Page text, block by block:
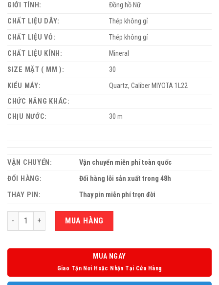
GIỚI TÍNH:
Đồng hồ Nữ
CHẤT LIỆU DÂY:
Thép không gỉ
CHẤT LIỆU VỎ:
Thép không gỉ
CHẤT LIỆU KÍNH:
Mineral
SIZE MẶT ( MM ):
30
KIỂU MÁY:
Quartz, Caliber MIYOTA 1L22
CHỨC NĂNG KHÁC:
CHỊU NƯỚC:
30 m
VẬN CHUYỂN:
Vận chuyển miễn phí toàn quốc
ĐỔI HÀNG:
Đổi hàng lỗi sản xuất trong 48h
THAY PIN:
Thay pin miễn phí trọn đời
Số lượng MUA HÀNG
MUA NGAY
Giao Tận Nơi Hoặc Nhận Tại Cửa Hàng